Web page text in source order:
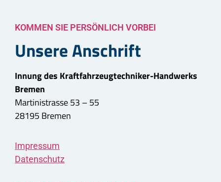
KOMMEN SIE PERSÖNLICH VORBEI
Unsere Anschrift
Innung des Kraftfahrzeugtechniker-Handwerks
Bremen
Martinistrasse 53 – 55
28195 Bremen
Impressum
Datenschutz